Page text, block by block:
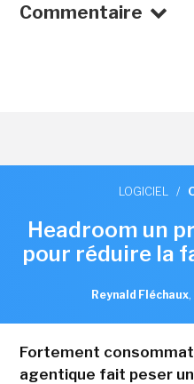
Commentaire
LOGICIEL /
Headroom un
pour réduire la
Reynald Fléchaux,
Fortement
agentique fait peser